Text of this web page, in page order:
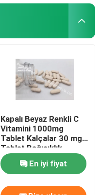
Kapalı Beyaz Renkli C
Vitamini 1000mg
Tablet Kalçalar 30 mg
Tablet Bağışıklık
Sağlığı CT1D
En iyi fiyat